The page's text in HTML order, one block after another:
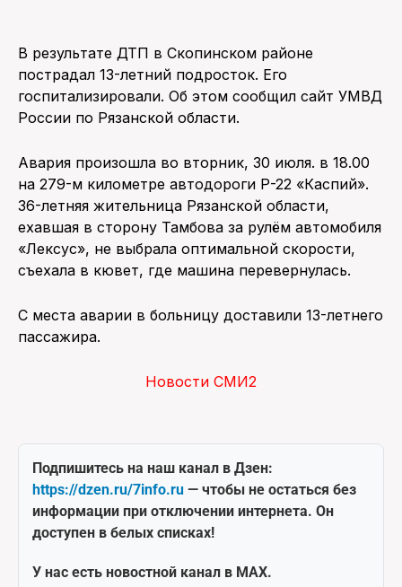
В результате ДТП в Скопинском районе
пострадал 13-летний подросток. Его
госпитализировали. Об этом сообщил сайт УМВД
России по Рязанской области.
Авария произошла во вторник, 30 июля. в 18.00
на 279-м километре автодороги Р-22 «Каспий».
36-летняя жительница Рязанской области,
ехавшая в сторону Тамбова за рулём автомобиля
«Лексус», не выбрала оптимальной скорости,
съехала в кювет, где машина перевернулась.
С места аварии в больницу доставили 13-летнего
пассажира.
Новости СМИ2
Подпишитесь на наш канал в Дзен:
https://dzen.ru/7info.ru — чтобы не остаться без
информации при отключении интернета. Он
доступен в белых списках!
У нас есть новостной канал в MAX.